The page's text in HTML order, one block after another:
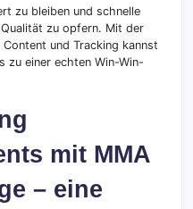
zu bleiben und schnelle
zu opfern. Mit der
und Tracking kannst
zu einer echten Win-Win-
mit MMA
– eine